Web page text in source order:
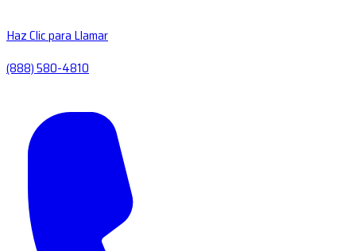
Haz Clic para Llamar
(888) 580-4810